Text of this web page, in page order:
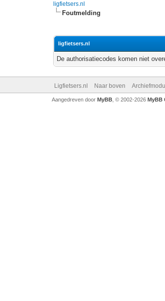
ligfietsers.nl
Foutmelding
ligfietsers.nl
De authorisatiecodes komen niet
Ligfietsers.nl Naar boven
Aangedreven door MyBB, © 2002-2026 MyBB